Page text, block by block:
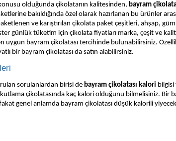
olduğunda çikolatanın kalitesinden, bayram
bakıldığında özel olarak hazırlanan bu ürünler
ve karıştırılan çikolata paket çeşitleri, ahşap,
günlük tüketim için çikolata fiyatları marka, çeşit ve
uygun bayram çikolatası tercihinde bulunabilirsiniz.
bir bayram çikolatası da satın alabilirsiniz.
sorulanlardan birisi de bayram çikolatası kalori bilgisi
çikolatasında kaç kalori olduğunu bilmelisiniz. Bir
genel anlamda bayram çikolatası düşük kalorili